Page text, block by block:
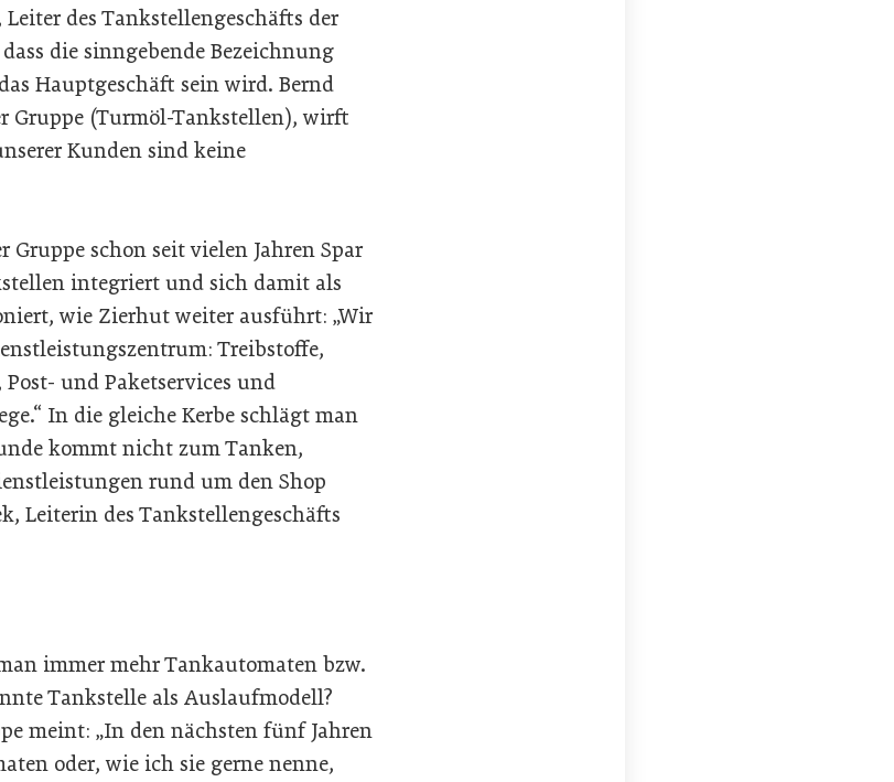
des Tankstellengeschäfts der
die sinngebende Bezeichnung
Hauptgeschäft sein wird. Bernd
Gruppe (Turmöl-Tankstellen), wirft
Kunden sind keine
Gruppe schon seit vielen Jahren Spar
integriert und sich damit als
wie Zierhut weiter ausführt: „Wir
Treibstoffe,
und Paketservices und
In die gleiche Kerbe schlägt man
kommt nicht zum Tanken,
rund um den Shop
Leiterin des Tankstellengeschäfts
immer mehr Tankautomaten bzw.
Tankstelle als Auslaufmodell?
meint: „In den nächsten fünf Jahren
oder, wie ich sie gerne nenne,